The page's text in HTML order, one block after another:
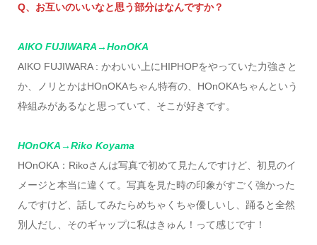
Q、お互いのいいなと思う部分はなんですか？
AIKO FUJIWARA→HonOKA
AIKO FUJIWARA : かわいい上にHIPHOPをやっていた力強さと
か、ノリとかはHOnOKAちゃん特有の、HOnOKAちゃんという
枠組みがあるなと思っていて、そこが好きです。
HOnOKA→Riko Koyama
HOnOKA：Rikoさんは写真で初めて見たんですけど、初見のイ
メージと本当に違くて。写真を見た時の印象がすごく強かった
んですけど、話してみたらめちゃくちゃ優しいし、踊ると全然
別人だし、そのギャップに私はきゅん！って感じです！